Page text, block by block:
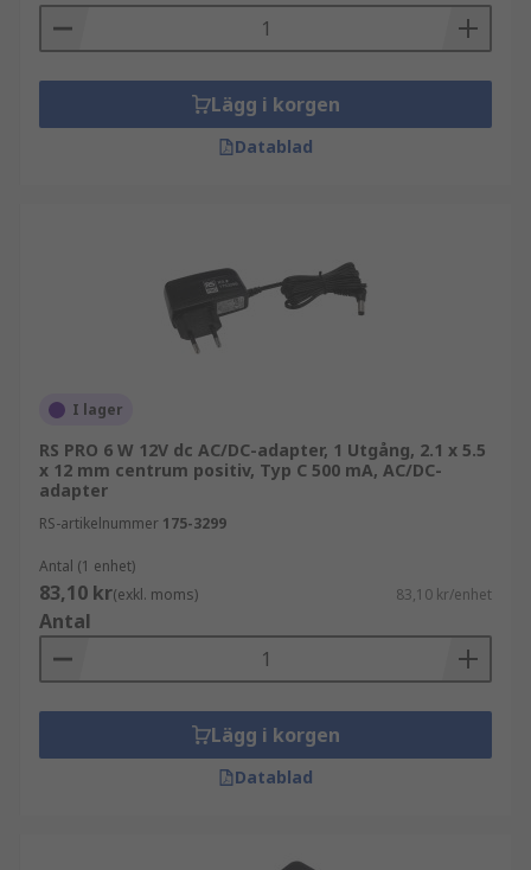
Lägg i korgen
Datablad
I lager
RS PRO 6 W 12V dc AC/DC-adapter, 1 Utgång, 2.1 x 5.5
x 12 mm centrum positiv, Typ C 500 mA, AC/DC-
adapter
RS-artikelnummer 175-3299
Antal (1 enhet)
83,10 kr(exkl. moms) 83,10 kr/enhet
Antal
Lägg i korgen
Datablad